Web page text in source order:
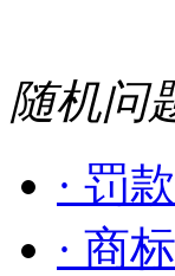
随机问
· 罚
· 商